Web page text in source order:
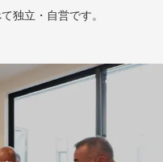
独立・自営です。